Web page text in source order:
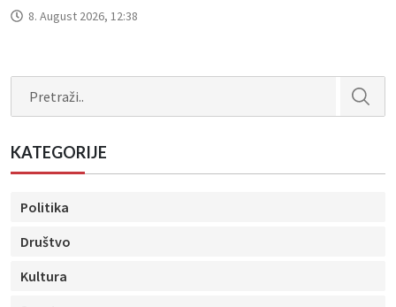
8. August 2026, 12:38
KATEGORIJE
Politika
Društvo
Kultura